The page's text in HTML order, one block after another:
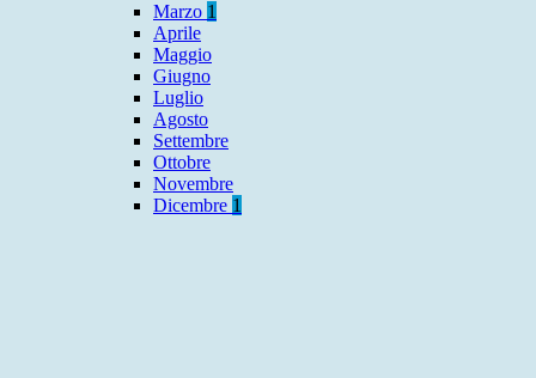
Marzo 1
Aprile
Maggio
Giugno
Luglio
Agosto
Settembre
Ottobre
Novembre
Dicembre 1